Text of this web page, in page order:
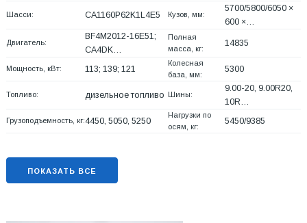
Шасси: CA1160P62K1L4E5 Кузов, мм:
5700/5800/6050 ×
600 ×…
Двигатель:
BF4M2012-16E51;
CA4DK…
Полная
масса, кг:
14835
Мощность, кВт: 113; 139; 121
Колесная
база, мм:
5300
Топливо: дизельное топливо Шины:
9.00-20, 9.00R20,
10R…
Грузоподъемность, кг:4450, 5050, 5250
Нагрузки по
осям, кг:
5450/9385
ПОКАЗАТЬ ВСЕ